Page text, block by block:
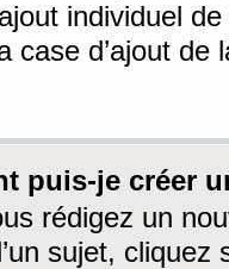
individuel
case d’ajout
puis-je créer
rédigez un
sujet, cliquez